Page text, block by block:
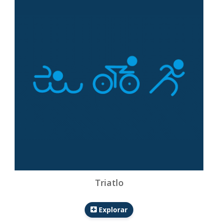
Triatlo
Explorar